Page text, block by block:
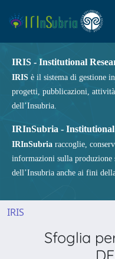
IRIS - Institutional
IRIS è il sistema di gestione
progetti, pubblicazioni,
dell’Insubria.
IRInSubria -
IRInSubria raccoglie,
informazioni sulla
dell’Insubria anche ai fini
IRIS
Sfoglia